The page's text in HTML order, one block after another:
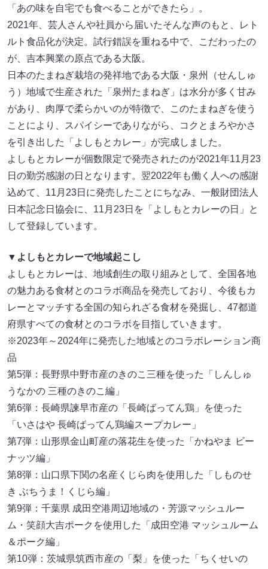
「あの味を自宅でも食べることができたら」。
2021年、芸人さんや社員から届いたそんな声のもと、レト
ルト食品化が決定。試行錯誤を重ねる中で、こだわったの
が、吉本興業の原点である大阪。
日本のたまねぎ栽培の発祥地である大阪・泉州（せんしゅ
う）地域で生産された「泉州たまねぎ」は水分が多く甘み
があり、肉厚で柔らかいのが特徴で、このたまねぎを使う
ことにより、スパイシーでありながら、コクとまろやかさ
を引き出した「よしもとカレー」が完成しました。
よしもとカレーが個数限定で発売されたのが2021年11月23
日の勤労感謝の日となります。翌2022年も働く人への感謝
込めて、11月23日に発売したことにちなみ、一般財団法人
日本記念日協会に、11月23日を「よしもとカレーの日」と
して登録しています。
▼よしもとカレーで地域起こし
よしもとカレーは、地域創生の取り組みとして、全国各地
の魅力ある食材とのコラボ商品を発売しており、今後もカ
レーとマッチする全国の知られざる食材を発掘し、47都道
府県すべての食材とのコラボを目指していきます。
※2023年～2024年に発売した地域とのコラボレーション商
品
第5弾：長野県中野市産のきのこ三種を使った「しんしゅ
うなかの 三種のきのこ編」
第6弾：長崎県諫早市産の「長崎ばってん鶏」を使った
「いさはや 長崎ばってん鶏編スープカレー」
第7弾：山形県金山町産の落花生を使った「かねやま ビー
ナッツ編」
第8弾：山口県下関の名産くじら肉を使用した「しものせ
き ぶちうま！くじら編」
第9弾：千葉県 成田空港周辺地域の・芳源マッシュルー
ム・笑顔大吉ポークを使用した「成田空港 マッシュルーム
＆ポーク編」
第10弾：茨城県筑西市産の「梨」を使った「ちくせいの